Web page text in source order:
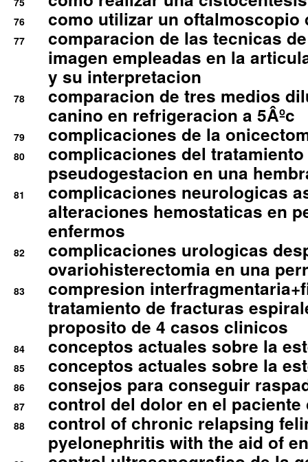
76 como utilizar un oftalmoscopio
77
comparacion de las tecnicas
imagen empleadas en la
y su interpretacion
78
comparacion de tres medios
canino en refrigeracion a 5Âºc
79 complicaciones de la
80
complicaciones del
pseudogestacion en una
81
complicaciones neurologicas
alteraciones hemostaticas en
enfermos
82
complicaciones urologicas
ovariohisterectomia en una
83
compresion
tratamiento de fracturas
proposito de 4 casos clinicos
84 conceptos actuales sobre la
85 conceptos actuales sobre la
86 consejos para conseguir
87 control del dolor en el
88
control of chronic relapsing
pyelonephritis with the aid of